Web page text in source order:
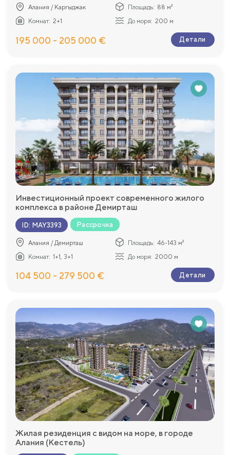
Алания / Каргыджак Площадь: 88 м²
Комнат: 2+1 До моря: 200 м
195 000 - 205 000 € Детали
Инвестиционный проект современного жилого
комплекса в районе Демирташ
ID: MAY3393 Рассрочка
Алания / Демирташ Площадь: 46-143 м²
Комнат: 1+1, 3+1 До моря: 2000 м
104 500 - 279 500 € Детали
Жилая резиденция с видом на море, в городе
Алания (Кестель)